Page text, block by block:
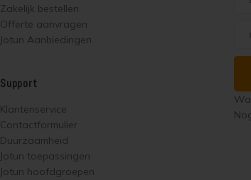
Zakelijk bestellen
Offerte aanvragen
Jotun Aanbiedingen
Support
Klantenservice
Contactformulier
Duurzaamheid
Jotun toepassingen
Jotun hoofdgroepen